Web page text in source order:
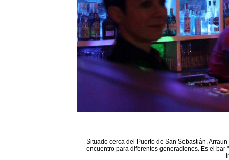
Situado cerca del Puerto de San Sebastián,
encuentro para diferentes generaciones. Es el